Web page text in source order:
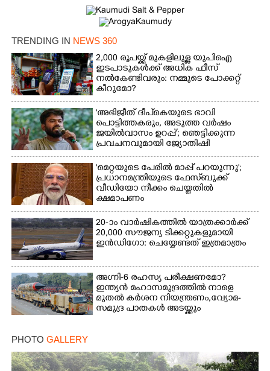
TRENDING IN NEWS 360
2,000 രൂപയ്ക്ക് മുകളിലുള്ള യുപിഐ
ഇടപാടുകൾക്ക് അധിക ഫീസ്
നൽകേണ്ടിവരും: നമ്മുടെ പോക്കറ്റ്
കീറുമോ?
'അഭിജീത് ദീപ്‌കെയുടെ ഭാവി
പൊട്ടിത്തകരും, അടുത്ത വർഷം
ജയിൽവാസം ഉറപ്പ്'; ഞെട്ടിക്കുന്ന
പ്രവചനവുമായി ജ്യോതിഷി
'മെറ്റയുടെ പേരിൽ മാപ്പ് പറയുന്നു';
പ്രധാനമന്ത്രിയുടെ ഫേസ്‌ബുക്ക്
വീഡിയോ നീക്കം ചെയ്തതിൽ
ക്ഷമാപണം
20-ാം വാർഷികത്തിൽ യാത്രക്കാർക്ക്
20,000 സൗജന്യ ടിക്കറ്റുകളുമായി
ഇൻഡിഗോ: ചെയ്യേണ്ടത് ഇത്രമാത്രം
അഗ്നി-6 രഹസ്യ പരീക്ഷണമോ?
ഇന്ത്യൻ മഹാസമുദ്രത്തിൽ നാളെ
മുതൽ കർശന നിയന്ത്രണം,വ്യോമ-
സമുദ്ര പാതകൾ അടയ്ക്കും
PHOTO GALLERY